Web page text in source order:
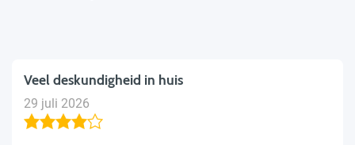
Veel deskundigheid in huis
29 juli 2026